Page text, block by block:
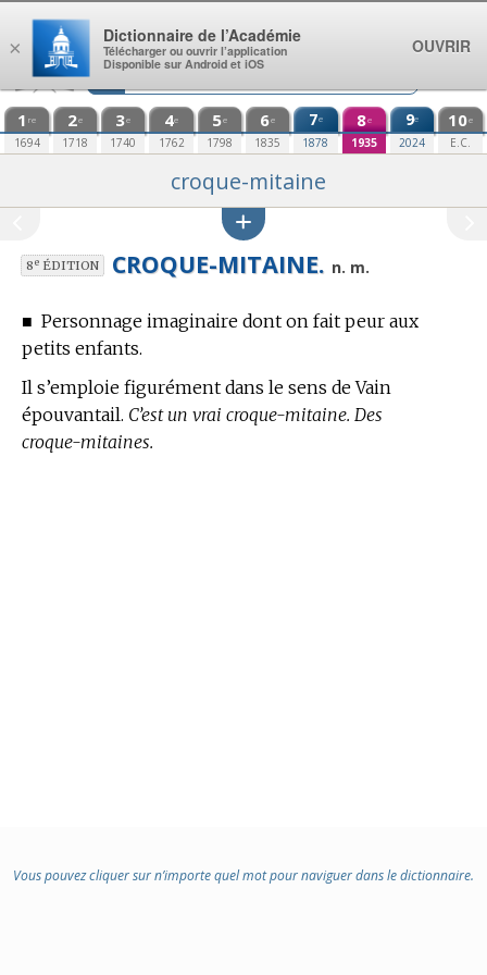
Aller au contenu
1 re
1694
2e
1718
3e
1740
4e
1762
5e
1798
6e
1835
7e
1878
8e
1935
9e
2024
10e
E.C.
croque-mitaine
8eÉDITION CROQUE-MITAINE. n. m.
■ Personnage imaginaire dont on fait peur aux
petits enfants.
Il s’emploie figurément dans le sens de Vain
épouvantail. C’est un vrai croque-mitaine. Des
croque-mitaines.
Vous pouvez cliquer sur n’importe quel mot pour naviguer dans le dictionnaire.
×
Dictionnaire de l’Académie
Télécharger ou ouvrir l’application
Disponible sur Android et iOS
OUVRIR